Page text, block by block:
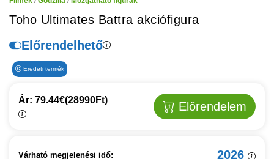
Toho Ultimates Battra akciófigura
Előrendelhető
Eredeti termék
Ár: 79.44€(28990Ft) Előrendelem
Várható megjelenési idő: 2026